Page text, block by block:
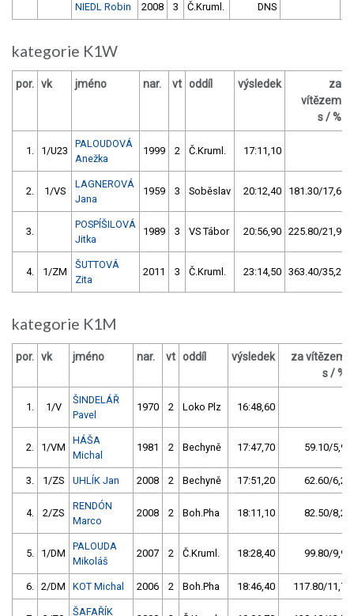
NIEDL Robin 2008 3 Č.Kruml. DNS
kategorie K1W
por. vk jméno nar. vt oddíl výsledek
za
vítězem
s / %
1. 1/U23
PALOUDOVÁ
Anežka
1999 2 Č.Kruml. 17:11,10
2. 1/VS
LAGNEROVÁ
Jana
1959 3 Soběslav 20:12,40 181.30/17,6
3.
POSPÍŠILOVÁ
Jitka
1989 3 VS Tábor 20:56,90 225.80/21,9
4. 1/ZM
ŠUTTOVÁ
Zita
2011 3 Č.Kruml. 23:14,50 363.40/35,2
kategorie K1M
por. vk jméno nar. vt oddíl výsledek
za vítězem
s / %
1. 1/V
ŠINDELÁŘ
Pavel
1970 2 Loko Plz 16:48,60
2. 1/VM
HÁŠA
Michal
1981 2 Bechyně 17:47,70 59.10/5,9
3. 1/ZS UHLÍK Jan 2008 2 Bechyně 17:51,20 62.60/6,2
4. 2/ZS
RENDÓN
Marco
2008 2 Boh.Pha 18:11,10 82.50/8,2
5. 1/DM
PALOUDA
Mikoláš
2007 2 Č.Kruml. 18:28,40 99.80/9,9
6. 2/DM KOT Michal 2006 2 Boh.Pha 18:46,40 117.80/11,7
ŠAFAŘÍK